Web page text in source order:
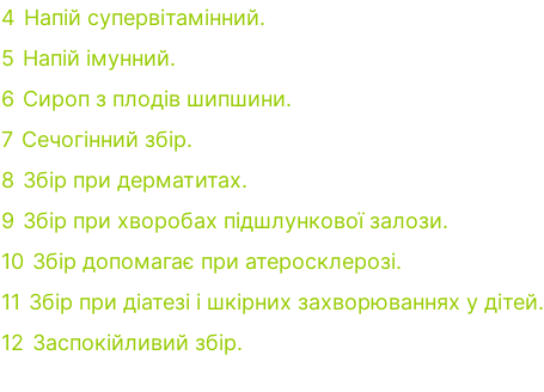
4 Напій супервітамінний.
5 Напій імунний.
6 Сироп з плодів шипшини.
7 Сечогінний збір.
8 Збір при дерматитах.
9 Збір при хворобах підшлункової залози.
10 Збір допомагає при атеросклерозі.
11 Збір при діатезі і шкірних захворюваннях у дітей.
12 Заспокійливий збір.